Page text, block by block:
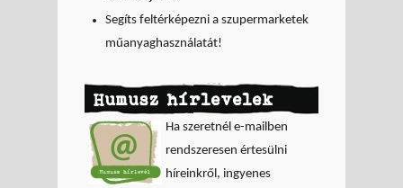
Segíts feltérképezni a szupermarketek
műanyaghasználatát!
Humusz hírlevelek
Ha szeretnél e-mailben
rendszeresen értesülni
híreinkről, ingyenes